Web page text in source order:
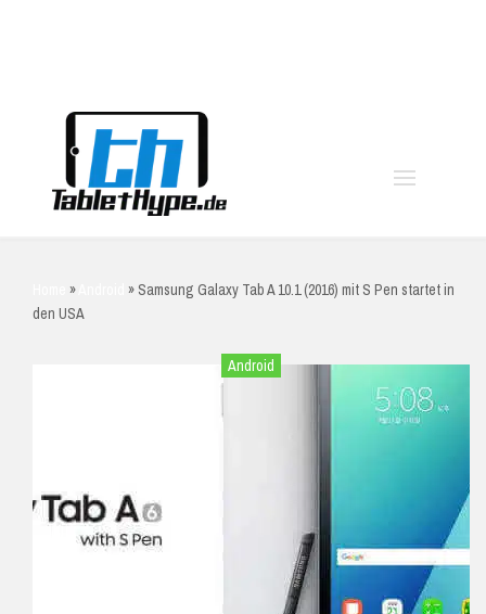
» » Samsung Galaxy Tab A 10.1 (2016) mit S Pen startet in
den USA
Android